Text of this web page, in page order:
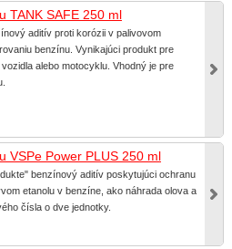
TANK SAFE 250 ml
aditív proti korózii v palivovom
benzínu. Vynikajúci produkt pre
alebo motocyklu. Vhodný je pre
VSPe Power PLUS 250 ml
benzínový aditív poskytujúci ochranu
etanolu v benzíne, ako náhrada olova a
čísla o dve jednotky.